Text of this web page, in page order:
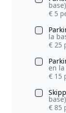
base)
€ 5
la
€ 25
en la
€ 15
base)
€ 85